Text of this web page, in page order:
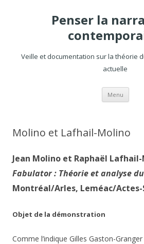
Penser la
Veille et documentation sur la théorie
actuelle
Menu Aller
Molino et Lafhail-Molino
Jean Molino et Raphaël
Fabulator : Théorie et analyse
Montréal/Arles, Leméac/Actes-
Objet de la démonstration
Comme l’indique Gilles Gaston-